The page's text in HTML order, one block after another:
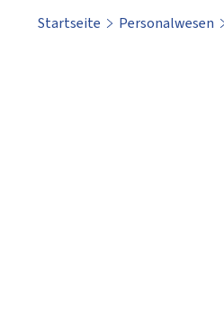
Startseite Personalwesen